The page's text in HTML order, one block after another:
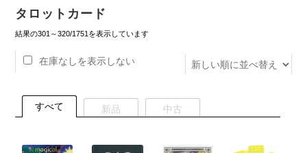
ルノルマンカード
トランプ
セット
希少品
タロットカード
結果の301～320/1751を表示しています新
在庫なしを表示しない
すべて 新品 中古